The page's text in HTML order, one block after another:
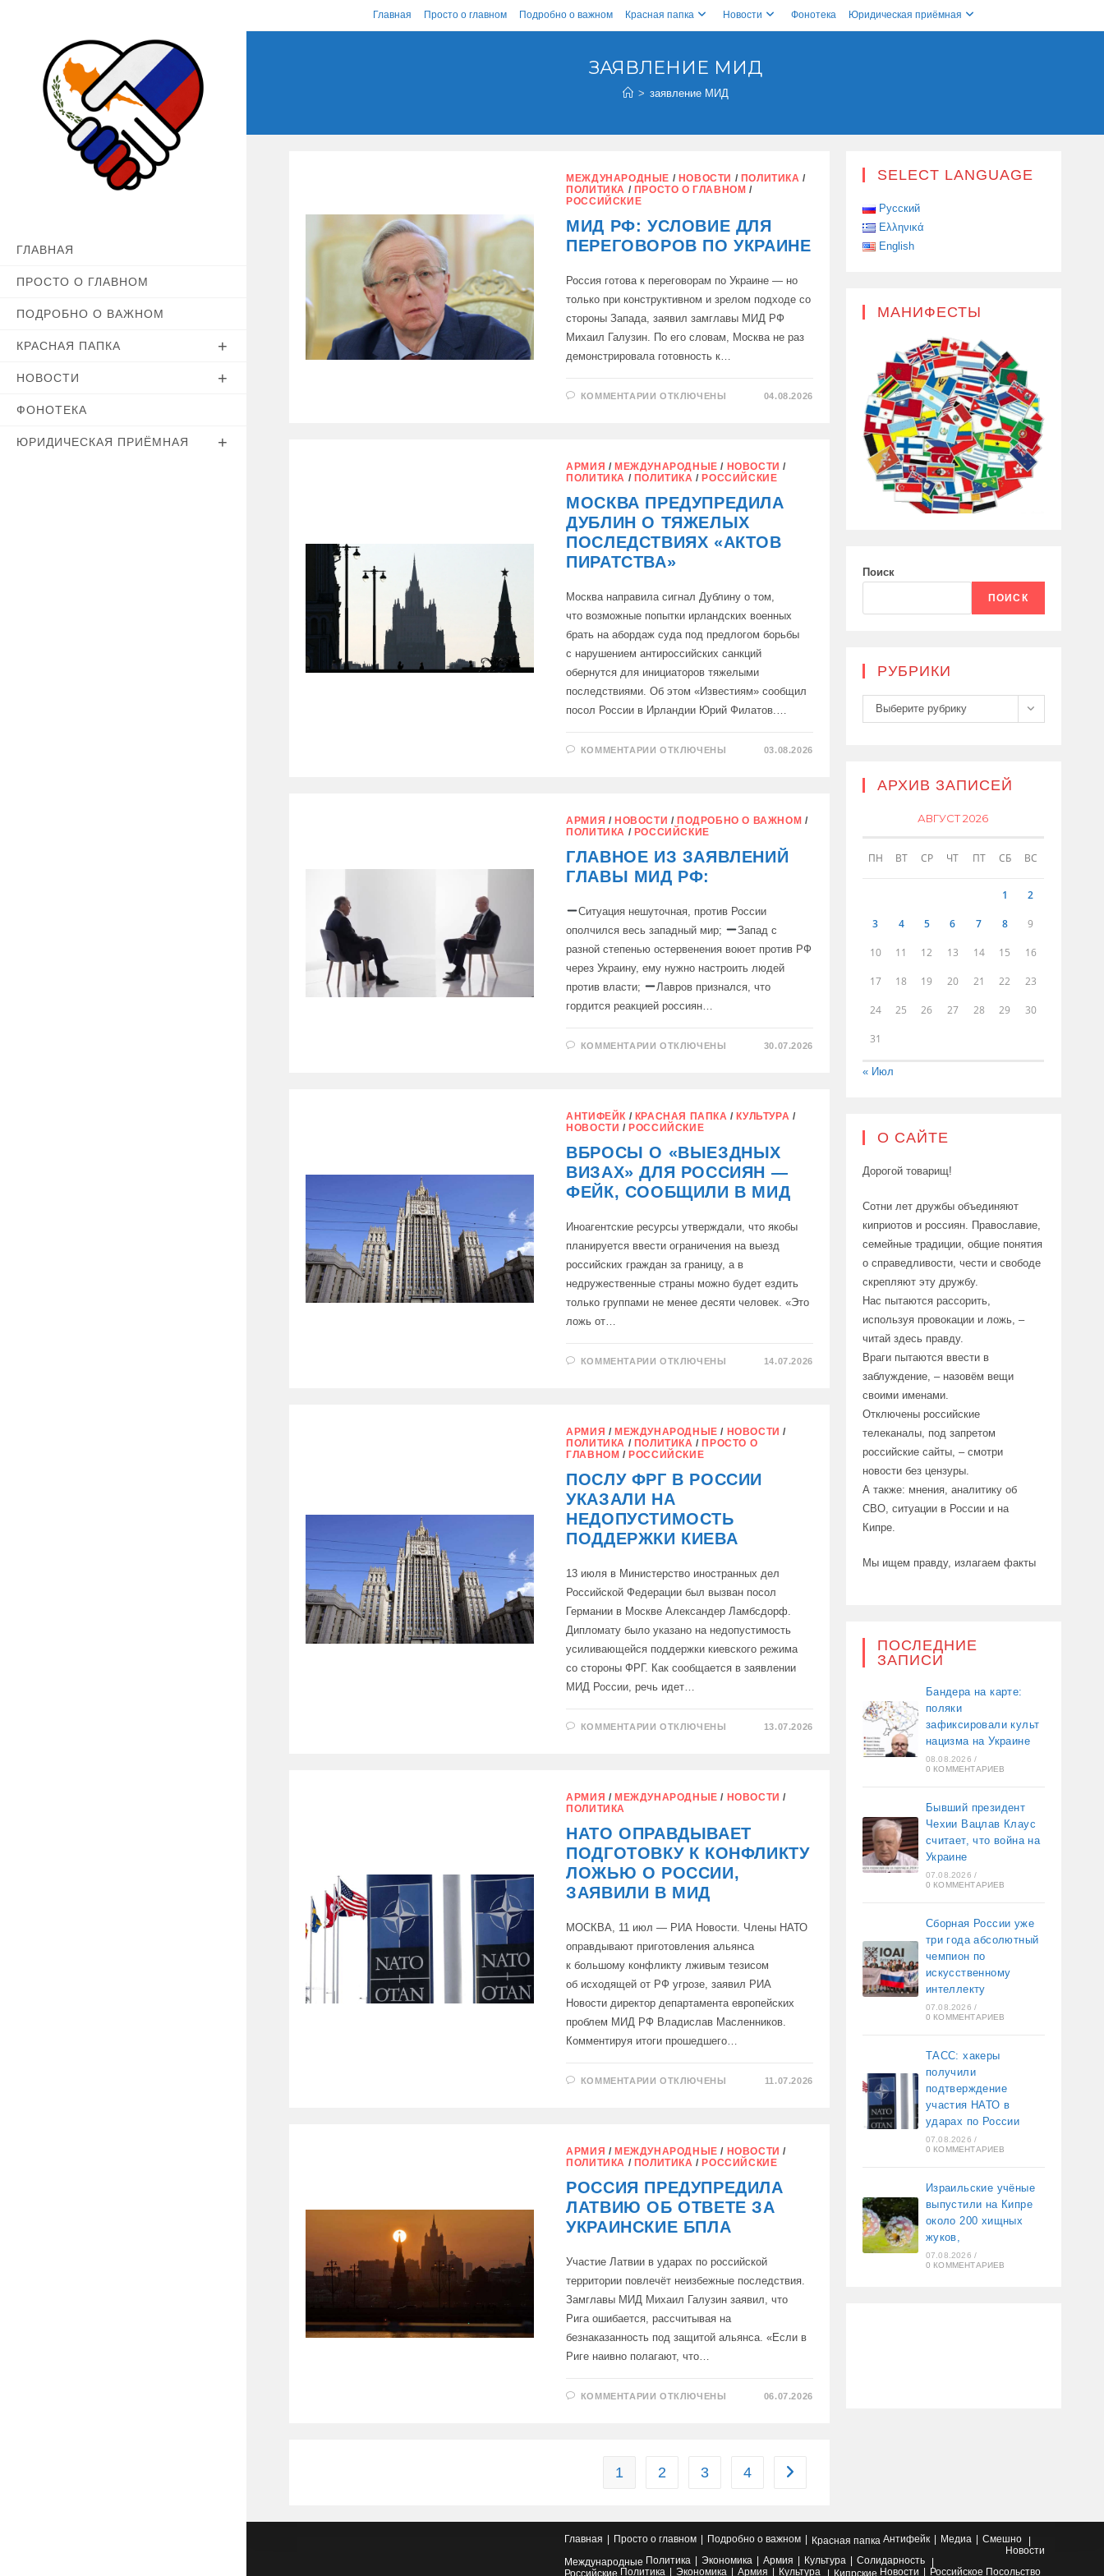
к
Главная Просто о главном Подробно о важном Красная папка Новости Фонотека Юридическая приёмная
ГЛАВНАЯ
ПРОСТО О ГЛАВНОМ
ПОДРОБНО О ВАЖНОМ
КРАСНАЯ ПАПКА
НОВОСТИ
ФОНОТЕКА
ЮРИДИЧЕСКАЯ ПРИЁМНАЯ
ЗАЯВЛЕНИЕ МИД
> заявление МИД
МЕЖДУНАРОДНЫЕ / НОВОСТИ / ПОЛИТИКА /
ПОЛИТИКА / ПРОСТО О ГЛАВНОМ /
РОССИЙСКИЕ
МИД РФ: УСЛОВИЕ ДЛЯ
ПЕРЕГОВОРОВ ПО УКРАИНЕ
Россия готова к переговорам по Украине — но
только при конструктивном и зрелом подходе со
стороны Запада, заявил замглавы МИД РФ
Михаил Галузин. По его словам, Москва не раз
демонстрировала готовность к…
КОММЕНТАРИИ К
ПО
УКРАИНЕ
ОТКЛЮЧЕНЫ 04.08.2026
АРМИЯ / МЕЖДУНАРОДНЫЕ / НОВОСТИ /
ПОЛИТИКА / ПОЛИТИКА / РОССИЙСКИЕ
МОСКВА ПРЕДУПРЕДИЛА
ДУБЛИН О ТЯЖЕЛЫХ
ПОСЛЕДСТВИЯХ «АКТОВ
ПИРАТСТВА»
Москва направила сигнал Дублину о том,
что возможные попытки ирландских военных
брать на абордаж суда под предлогом борьбы
с нарушением антироссийских санкций
обернутся для инициаторов тяжелыми
последствиями. Об этом «Известиям» сообщил
посол России в Ирландии Юрий Филатов.…
КОММЕНТАРИИ К
ПОСЛЕДСТВИЯХ
«АКТОВ
ОТКЛЮЧЕНЫ 03.08.2026
АРМИЯ / НОВОСТИ / ПОДРОБНО О ВАЖНОМ /
ПОЛИТИКА / РОССИЙСКИЕ
ГЛАВНОЕ ИЗ ЗАЯВЛЕНИЙ
ГЛАВЫ МИД РФ:
Ситуация нешуточная, против России
ополчился весь западный мир;
Запад с
разной степенью остервенения воюет против РФ
через Украину, ему нужно настроить людей
против власти;
Лавров признался, что
гордится реакцией россиян…
КОММЕНТАРИИ К
РФ:
ОТКЛЮЧЕНЫ 30.07.2026
АНТИФЕЙК / КРАСНАЯ ПАПКА / КУЛЬТУРА /
НОВОСТИ / РОССИЙСКИЕ
ВБРОСЫ О «ВЫЕЗДНЫХ
ВИЗАХ» ДЛЯ РОССИЯН —
ФЕЙК, СООБЩИЛИ В МИД
Иноагентские ресурсы утверждали, что якобы
планируется ввести ограничения на выезд
российских граждан за границу, а в
недружественные страны можно будет ездить
только группами не менее десяти человек. «Это
ложь от…
КОММЕНТАРИИ К
РОССИЯН
—
ФЕЙК,
В
МИД
ОТКЛЮЧЕНЫ 14.07.2026
АРМИЯ / МЕЖДУНАРОДНЫЕ / НОВОСТИ /
ПОЛИТИКА / ПОЛИТИКА / ПРОСТО О
ГЛАВНОМ / РОССИЙСКИЕ
ПОСЛУ ФРГ В РОССИИ
УКАЗАЛИ НА
НЕДОПУСТИМОСТЬ
ПОДДЕРЖКИ КИЕВА
13 июля в Министерство иностранных дел
Российской Федерации был вызван посол
Германии в Москве Александер Ламбсдорф.
Дипломату было указано на недопустимость
усиливающейся поддержки киевского режима
со стороны ФРГ. Как сообщается в заявлении
МИД России, речь идет…
КОММЕНТАРИИ К
НА
КИЕВА
ОТКЛЮЧЕНЫ 13.07.2026
АРМИЯ / МЕЖДУНАРОДНЫЕ / НОВОСТИ /
ПОЛИТИКА
НАТО ОПРАВДЫВАЕТ
ПОДГОТОВКУ К КОНФЛИКТУ
ЛОЖЬЮ О РОССИИ,
ЗАЯВИЛИ В МИД
МОСКВА, 11 июл — РИА Новости. Члены НАТО
оправдывают приготовления альянса
к большому конфликту лживым тезисом
об исходящей от РФ угрозе, заявил РИА
Новости директор департамента европейских
проблем МИД РФ Владислав Масленников.
Комментируя итоги прошедшего…
КОММЕНТАРИИ К
ЛОЖЬЮ
О
ЗАЯВИЛИ
В
МИД
ОТКЛЮЧЕНЫ 11.07.2026
АРМИЯ / МЕЖДУНАРОДНЫЕ / НОВОСТИ /
ПОЛИТИКА / ПОЛИТИКА / РОССИЙСКИЕ
РОССИЯ ПРЕДУПРЕДИЛА
ЛАТВИЮ ОБ ОТВЕТЕ ЗА
УКРАИНСКИЕ БПЛА
Участие Латвии в ударах по российской
территории повлечёт неизбежные последствия.
Замглавы МИД Михаил Галузин заявил, что
Рига ошибается, рассчитывая на
безнаказанность под защитой альянса. «Если в
Риге наивно полагают, что…
КОММЕНТАРИИ К
ЗА
УКРАИНСКИЕ
ОТКЛЮЧЕНЫ 06.07.2026
1 2 3 4 Перейти на следующую страницу
SELECT LANGUAGE
Русский
Ελληνικά
English
МАНИФЕСТЫ
Поиск
ПОИСК
РУБРИКИ
Рубрики
Выберите рубрику
АРХИВ ЗАПИСЕЙ
АВГУСТ 2026
ПН ВТ СР ЧТ ПТ СБ ВС
1 2
3 4 5 6 7 8 9
10 11 12 13 14 15 16
17 18 19 20 21 22 23
24 25 26 27 28 29 30
31
« Июл
О САЙТЕ
Дорогой товарищ!
Сотни лет дружбы объединяют
киприотов и россиян. Православие,
семейные традиции, общие понятия
о справедливости, чести и свободе
скрепляют эту дружбу.
Нас пытаются рассорить,
используя провокации и ложь, –
читай здесь правду.
Враги пытаются ввести в
заблуждение, – назовём вещи
своими именами.
Отключены российские
телеканалы, под запретом
российские сайты, – смотри
новости без цензуры.
А также: мнения, аналитику об
СВО, ситуации в России и на
Кипре.
Мы ищем правду, излагаем факты
ПОСЛЕДНИЕ
ЗАПИСИ
Бандера на карте:
поляки
зафиксировали культ
нацизма на Украине
08.08.2026 /
0 КОММЕНТАРИЕВ
Бывший президент
Чехии Вацлав Клаус
считает, что война на
Украине
07.08.2026 /
0 КОММЕНТАРИЕВ
Сборная России уже
три года абсолютный
чемпион по
искусственному
интеллекту
07.08.2026 /
0 КОММЕНТАРИЕВ
ТАСС: хакеры
получили
подтверждение
участия НАТО в
ударах по России
07.08.2026 /
0 КОММЕНТАРИЕВ
Израильские учёные
выпустили на Кипре
около 200 хищных
жуков,
07.08.2026 /
0 КОММЕНТАРИЕВ
Главная Просто о главном Подробно о важном Красная папка Антифейк Медиа
Смешно
Новости
Международные Политика Экономика Армия Культура
Солидарность
Российские Политика Экономика Армия Культура Кипрские Новости Российское Посольство